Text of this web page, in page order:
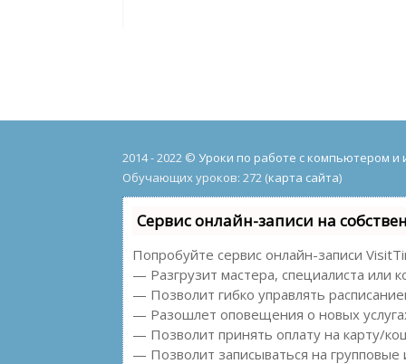
2014 - 2022 © Уроки по работе с компьютером и
Обучающих уроков: 272 (карта сайта)
Сервис онлайн-записи на
Попробуйте сервис онлайн-записи
— Разгрузит мастера, специалиста или
— Позволит гибко управлять
— Разошлет оповещения о новых
— Позволит принять оплату на карту/
— Позволит записываться на